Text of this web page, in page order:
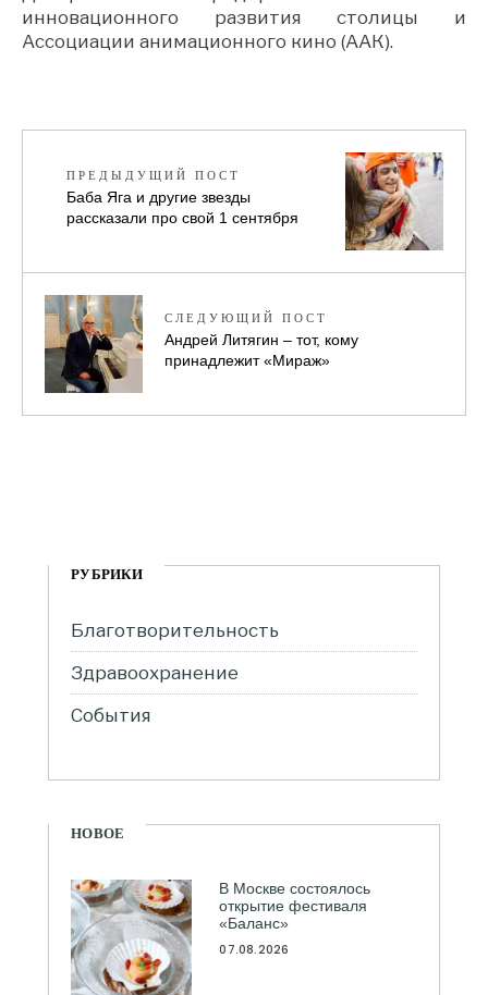
инновационного развития столицы и
Ассоциации анимационного кино (ААК).
ПРЕДЫДУЩИЙ ПОСТ
Баба Яга и другие звезды
рассказали про свой 1 сентября
СЛЕДУЮЩИЙ ПОСТ
Андрей Литягин – тот, кому
принадлежит «Мираж»
РУБРИКИ
Благотворительность
Здравоохранение
События
НОВОЕ
В Москве состоялось
открытие фестиваля
«Баланс»
07.08.2026